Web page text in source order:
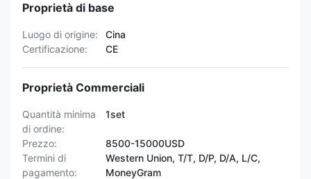
Proprietà di base
Luogo di origine:
Cina
Certificazione:
CE
Proprietà Commerciali
Quantità minima
di ordine:
1set
Prezzo:
8500-15000USD
Termini di
pagamento:
Western Union, T/T, D/P, D/A, L/C,
MoneyGram